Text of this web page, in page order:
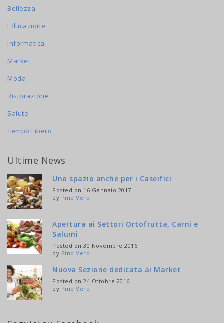
Bellezza
Educazione
Informatica
Market
Moda
Ristorazione
Salute
Tempo Libero
Ultime News
Uno spazio anche per i Caseifici
Posted on 16 Gennaio 2017
by Pino Vero
Apertura ai Settori Ortofrutta, Carni e
Salumi
Posted on 30 Novembre 2016
by Pino Vero
Nuova Sezione dedicata ai Market
Posted on 24 Ottobre 2016
by Pino Vero